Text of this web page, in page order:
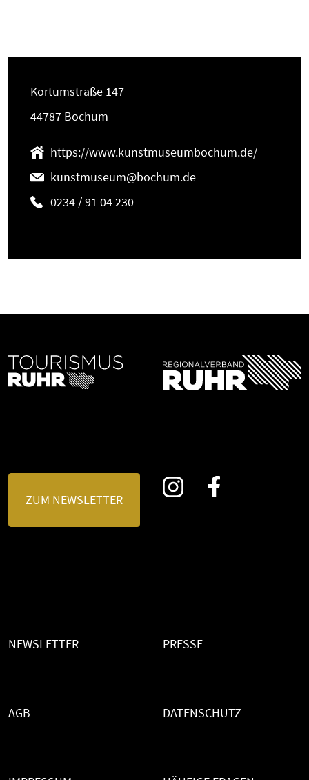
Kortumstraße 147
44787 Bochum
https://www.kunstmuseumbochum.de/
kunstmuseum@bochum.de
0234 / 91 04 230
ZUM NEWSLETTER
NEWSLETTER PRESSE
AGB DATENSCHUTZ